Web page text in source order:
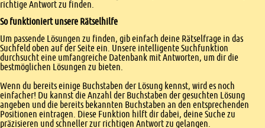
richtige Antwort zu finden.
So funktioniert unsere Rätselhilfe
Um passende Lösungen zu finden, gib einfach deine Rätselfrage in das
Suchfeld oben auf der Seite ein. Unsere intelligente Suchfunktion
durchsucht eine umfangreiche Datenbank mit Antworten, um dir die
bestmöglichen Lösungen zu bieten.
Wenn du bereits einige Buchstaben der Lösung kennst, wird es noch
einfacher! Du kannst die Anzahl der Buchstaben der gesuchten Lösung
angeben und die bereits bekannten Buchstaben an den entsprechenden
Positionen eintragen. Diese Funktion hilft dir dabei, deine Suche zu
präzisieren und schneller zur richtigen Antwort zu gelangen.